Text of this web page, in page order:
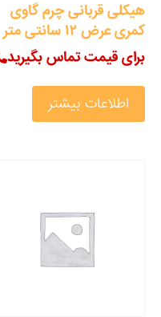
هیکلی قربانی چرم گاوی
کمری عرض ۱۲ سانتی متر
برای قیمت تماس بگیرید
اطلاعات بیشتر